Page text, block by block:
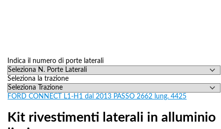
Indica il numero di porte laterali
Seleziona la trazione
FORD CONNECT L1-H1 dal 2013 PASSO 2662 lung. 4425
Kit rivestimenti laterali in alluminio